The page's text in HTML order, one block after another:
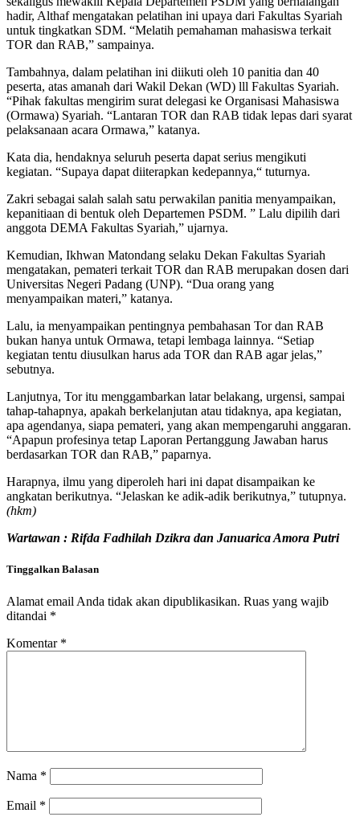
hadir, Althaf mengatakan pelatihan ini upaya dari Fakultas Syariah
untuk tingkatkan SDM. “Melatih pemahaman mahasiswa terkait
TOR dan RAB,” sampainya.
Tambahnya, dalam pelatihan ini diikuti oleh 10 panitia dan 40
peserta, atas amanah dari Wakil Dekan (WD) lll Fakultas Syariah.
“Pihak fakultas mengirim surat delegasi ke Organisasi Mahasiswa
(Ormawa) Syariah. “Lantaran TOR dan RAB tidak lepas dari syarat
pelaksanaan acara Ormawa,” katanya.
Kata dia, hendaknya seluruh peserta dapat serius mengikuti
kegiatan. “Supaya dapat diiterapkan kedepannya,“ tuturnya.
Zakri sebagai salah salah satu perwakilan panitia menyampaikan,
kepanitiaan di bentuk oleh Departemen PSDM. ” Lalu dipilih dari
anggota DEMA Fakultas Syariah,” ujarnya.
Kemudian, Ikhwan Matondang selaku Dekan Fakultas Syariah
mengatakan, pemateri terkait TOR dan RAB merupakan dosen dari
Universitas Negeri Padang (UNP). “Dua orang yang
menyampaikan materi,” katanya.
Lalu, ia menyampaikan pentingnya pembahasan Tor dan RAB
bukan hanya untuk Ormawa, tetapi lembaga lainnya. “Setiap
kegiatan tentu diusulkan harus ada TOR dan RAB agar jelas,”
sebutnya.
Lanjutnya, Tor itu menggambarkan latar belakang, urgensi, sampai
tahap-tahapnya, apakah berkelanjutan atau tidaknya, apa kegiatan,
apa agendanya, siapa pemateri, yang akan mempengaruhi anggaran.
“Apapun profesinya tetap Laporan Pertanggung Jawaban harus
berdasarkan TOR dan RAB,” paparnya.
Harapnya, ilmu yang diperoleh hari ini dapat disampaikan ke
angkatan berikutnya. “Jelaskan ke adik-adik berikutnya,” tutupnya.
(hkm)
Wartawan : Rifda Fadhilah Dzikra dan Januarica Amora Putri
Tinggalkan Balasan
Alamat email Anda tidak akan dipublikasikan. Ruas yang wajib
ditandai *
Komentar *
Nama *
Email *